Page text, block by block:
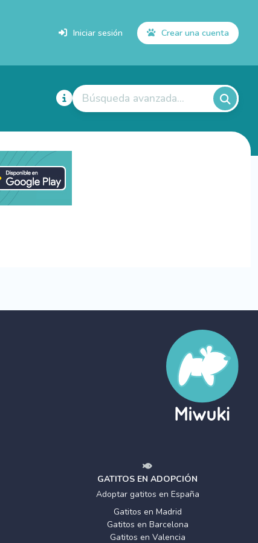
Iniciar sesión Crear una cuenta
Búsqueda avanzada...
GATITOS EN ADOPCIÓN
Adoptar gatitos en España
Gatitos en Madrid
Gatitos en Barcelona
Gatitos en Valencia